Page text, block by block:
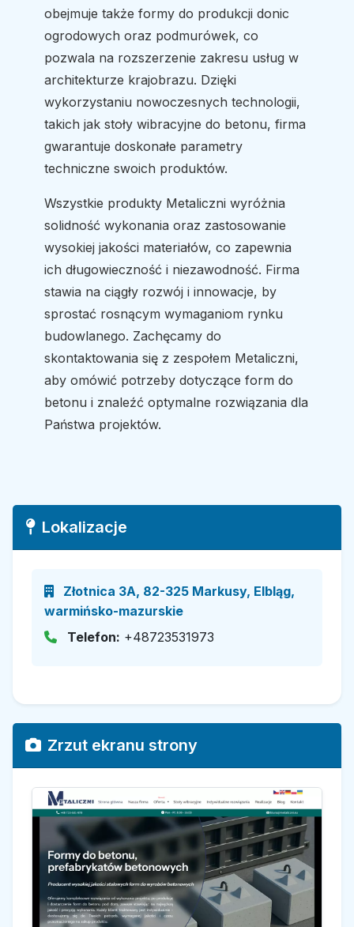
obejmuje także formy do produkcji donic
ogrodowych oraz podmurówek, co
pozwala na rozszerzenie zakresu usług w
architekturze krajobrazu. Dzięki
wykorzystaniu nowoczesnych technologii,
takich jak stoły wibracyjne do betonu, firma
gwarantuje doskonałe parametry
techniczne swoich produktów.
Wszystkie produkty Metaliczni wyróżnia
solidność wykonania oraz zastosowanie
wysokiej jakości materiałów, co zapewnia
ich długowieczność i niezawodność. Firma
stawia na ciągły rozwój i innowacje, by
sprostać rosnącym wymaganiom rynku
budowlanego. Zachęcamy do
skontaktowania się z zespołem Metaliczni,
aby omówić potrzeby dotyczące form do
betonu i znaleźć optymalne rozwiązania dla
Państwa projektów.
Lokalizacje
Złotnica 3A, 82-325 Markusy, Elbląg,
warmińsko-mazurskie
Telefon: +48723531973
Zrzut ekranu strony